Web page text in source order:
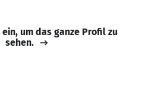
um das ganze Profil zu
sehen.